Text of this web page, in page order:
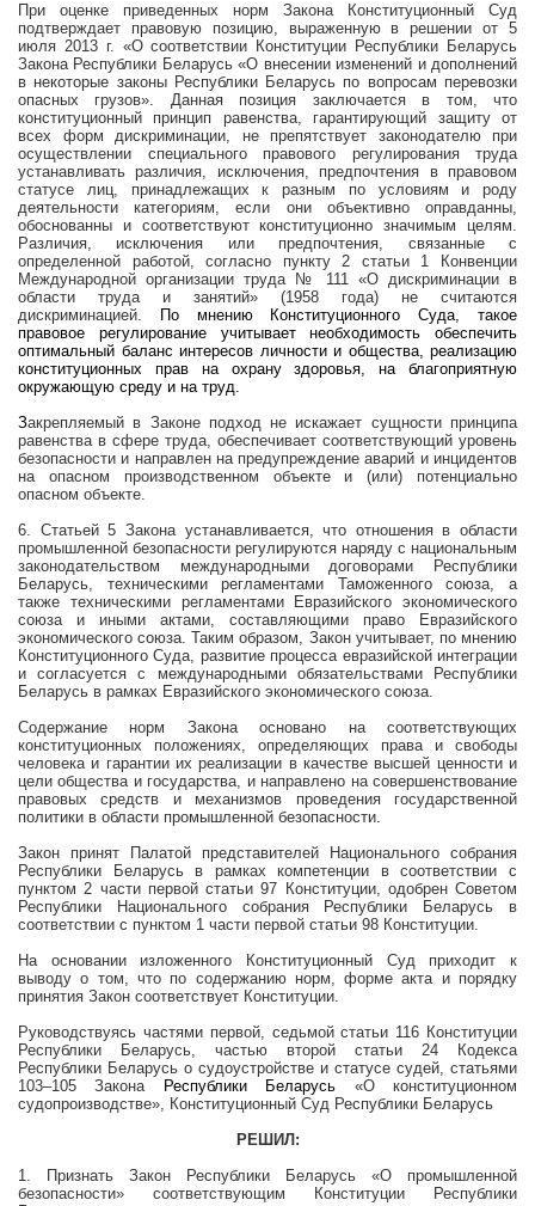
При оценке приведенных норм Закона Конституционный Суд
подтверждает правовую позицию, выраженную в решении от 5
июля 2013 г. «О соответствии Конституции Республики Беларусь
Закона Республики Беларусь «О внесении изменений и дополнений
в некоторые законы Республики Беларусь по вопросам перевозки
опасных грузов». Данная позиция заключается в том, что
конституционный принцип равенства, гарантирующий защиту от
всех форм дискриминации, не препятствует законодателю при
осуществлении специального правового регулирования труда
устанавливать различия, исключения, предпочтения в правовом
статусе лиц, принадлежащих к разным по условиям и роду
деятельности категориям, если они объективно оправданны,
обоснованны и соответствуют конституционно значимым целям.
Различия, исключения или предпочтения, связанные с
определенной работой, согласно пункту 2 статьи 1 Конвенции
Международной организации труда № 111 «О дискриминации в
области труда и занятий» (1958 года) не считаются
дискриминацией.
По мнению Конституционного Суда, такое
правовое регулирование учитывает необходимость обеспечить
оптимальный баланс интересов личности и общества, реализацию
конституционных прав на охрану здоровья, на благоприятную
окружающую среду и на труд.
Закрепляемый в Законе подход не искажает сущности принципа
равенства в сфере труда, обеспечивает соответствующий уровень
безопасности и направлен на предупреждение аварий и инцидентов
на опасном производственном объекте и (или) потенциально
опасном объекте.
6. Статьей 5 Закона устанавливается, что отношения в области
промышленной безопасности регулируются наряду с национальным
законодательством международными договорами Республики
Беларусь, техническими регламентами Таможенного союза, а
также техническими регламентами Евразийского экономического
союза и иными актами, составляющими право Евразийского
экономического союза. Таким образом, Закон учитывает, по мнению
Конституционного Суда, развитие процесса евразийской интеграции
и согласуется с международными обязательствами Республики
Беларусь в рамках Евразийского экономического союза.
Содержание норм Закона основано на соответствующих
конституционных положениях, определяющих права и свободы
человека и гарантии их реализации в качестве высшей ценности и
цели общества и государства, и направлено на совершенствование
правовых средств и механизмов проведения государственной
политики в области промышленной безопасности.
Закон принят Палатой представителей Национального собрания
Республики Беларусь в рамках компетенции в соответствии с
пунктом 2 части первой статьи 97 Конституции, одобрен Советом
Республики Национального собрания Республики Беларусь в
соответствии с пунктом 1 части первой статьи 98 Конституции.
На основании изложенного Конституционный Суд приходит к
выводу о том, что по содержанию норм, форме акта и порядку
принятия Закон соответствует Конституции.
Руководствуясь частями первой, седьмой статьи 116 Конституции
Республики Беларусь, частью второй статьи 24 Кодекса
Республики Беларусь о судоустройстве и статусе судей, статьями
103–105 Закона
Республики Беларусь «О конституционном
судопроизводстве», Конституционный Суд Республики Беларусь
РЕШИЛ:
1. Признать Закон Республики Беларусь «О промышленной
безопасности» соответствующим Конституции Республики